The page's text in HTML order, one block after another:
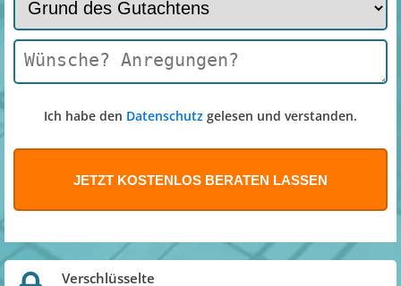
Ich habe den Datenschutz gelesen und verstanden.
Verschlüsselte